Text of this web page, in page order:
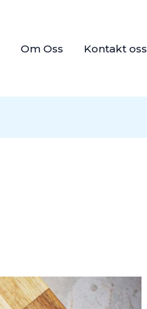
Om Oss Kontakt oss